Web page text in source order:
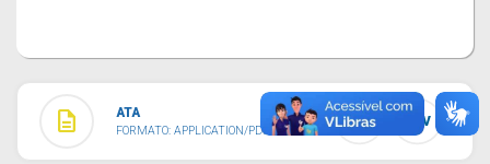
description ATA
FORMATO: APPLICATION/PDF
TXT CSV